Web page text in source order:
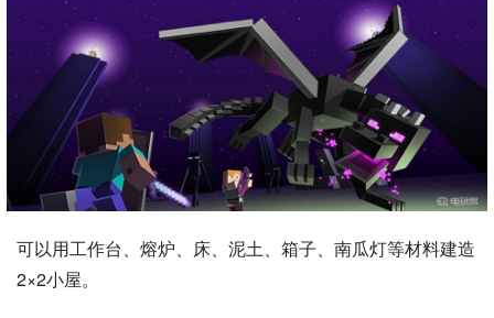
可以用工作台、熔炉、床、泥土、箱子、南瓜灯等材料建造
2×2小屋。